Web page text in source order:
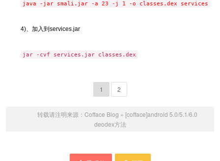
java -jar smali.jar -a 23 -j 1 -o classes.dex services
4)、加入到services.jar
jar -cvf services.jar classes.dex
1 2
转载请注明来源： Cofface Blog » [cofface]android 5.0/5.1/6.0
deodex方法